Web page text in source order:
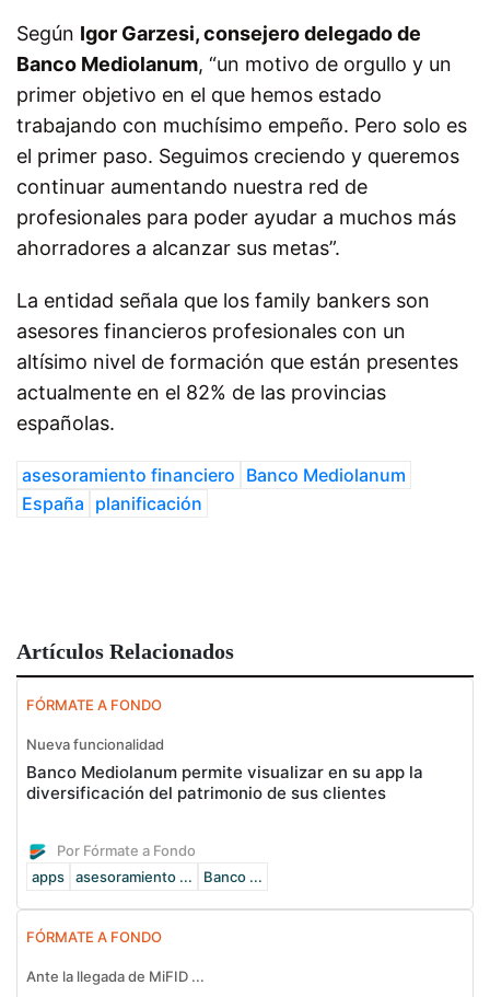
Según Igor Garzesi, consejero delegado de
Banco Mediolanum, “un motivo de orgullo y un
primer objetivo en el que hemos estado
trabajando con muchísimo empeño. Pero solo es
el primer paso. Seguimos creciendo y queremos
continuar aumentando nuestra red de
profesionales para poder ayudar a muchos más
ahorradores a alcanzar sus metas”.
La entidad señala que los family bankers son
asesores financieros profesionales con un
altísimo nivel de formación que están presentes
actualmente en el 82% de las provincias
españolas.
asesoramiento financiero Banco Mediolanum
España planificación
Artículos Relacionados
FÓRMATE A FONDO
Nueva funcionalidad
Banco Mediolanum permite visualizar en su app la
diversificación del patrimonio de sus clientes
Por Fórmate a Fondo
apps
asesoramiento ... Banco ...
FÓRMATE A FONDO
Ante la llegada de MiFID ...